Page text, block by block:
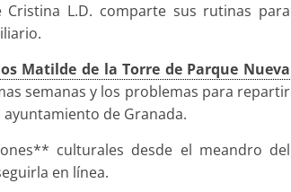
Cristina L.D. comparte sus rutinas para
Matilde de la Torre de Parque Nueva
semanas y los problemas para repartir
de Granada.
culturales desde el meandro del
en línea.